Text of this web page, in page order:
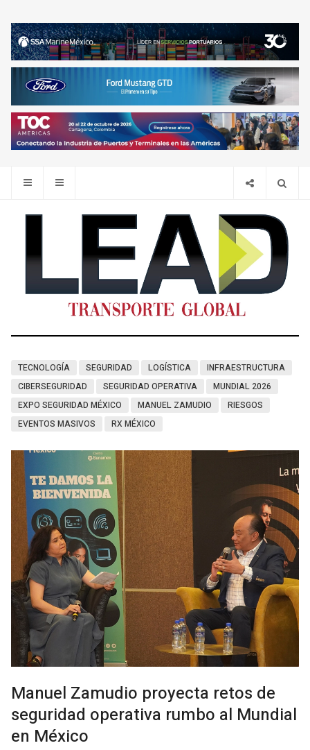
TECNOLOGÍA SEGURIDAD LOGÍSTICA
INFRAESTRUCTURA
CIBERSEGURIDAD
SEGURIDAD OPERATIVA
MUNDIAL 2026
EXPO SEGURIDAD MÉXICO
MANUEL ZAMUDIO
RIESGOS
EVENTOS MASIVOS
RX MÉXICO
Manuel Zamudio proyecta retos de
seguridad operativa rumbo al Mundial
en México